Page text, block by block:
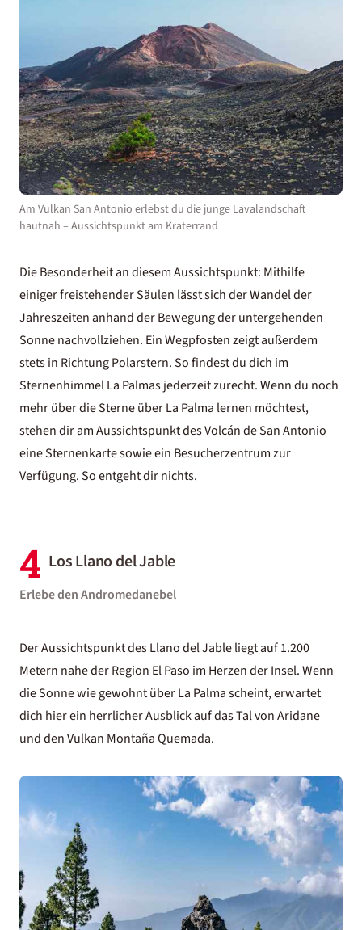
Am Vulkan San Antonio erlebst du die junge Lavalandschaft
hautnah – Aussichtspunkt am Kraterrand
Die Besonderheit an diesem Aussichtspunkt: Mithilfe
einiger freistehender Säulen lässt sich der Wandel der
Jahreszeiten anhand der Bewegung der untergehenden
Sonne nachvollziehen. Ein Wegpfosten zeigt außerdem
stets in Richtung Polarstern. So findest du dich im
Sternenhimmel La Palmas jederzeit zurecht. Wenn du noch
mehr über die Sterne über La Palma lernen möchtest,
stehen dir am Aussichtspunkt des Volcán de San Antonio
eine Sternenkarte sowie ein Besucherzentrum zur
Verfügung. So entgeht dir nichts.
4 Los Llano del Jable
Erlebe den Andromedanebel
Der Aussichtspunkt des Llano del Jable liegt auf 1.200
Metern nahe der Region El Paso im Herzen der Insel. Wenn
die Sonne wie gewohnt über La Palma scheint, erwartet
dich hier ein herrlicher Ausblick auf das Tal von Aridane
und den Vulkan Montaña Quemada.